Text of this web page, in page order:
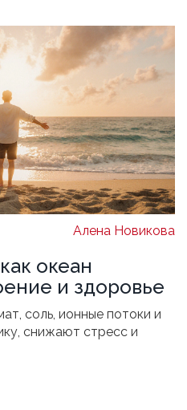
Алена Новикова
океан
и здоровье
соль, ионные потоки и
снижают стресс и